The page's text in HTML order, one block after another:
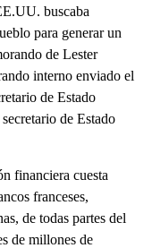
buscaba
para generar un
de Lester
interno enviado el
de Estado
de Estado
financiera cuesta
franceses,
de todas partes del
de millones de